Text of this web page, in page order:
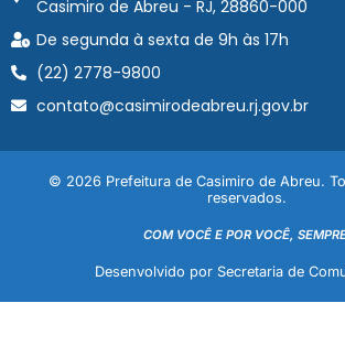
Casimiro de Abreu - RJ, 28860-000
De segunda à sexta de 9h às 17h
(22) 2778-9800
contato@casimirodeabreu.rj.gov.br
© 2026 Prefeitura de Casimiro de Abreu.
reservados.
COM VOCÊ E POR VOCÊ,
Desenvolvido por Secretaria de